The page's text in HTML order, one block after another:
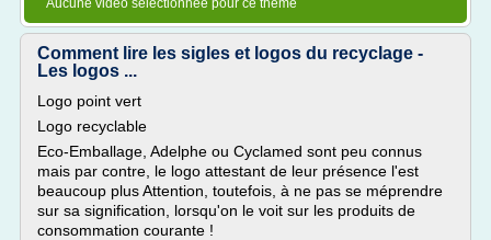
Aucune vidéo sélectionnée pour ce thème
Comment lire les sigles et logos du recyclage -
Les logos ...
Logo point vert
Logo recyclable
Eco-Emballage, Adelphe ou Cyclamed sont peu connus
mais par contre, le logo attestant de leur présence l'est
beaucoup plus Attention, toutefois, à ne pas se méprendre
sur sa signification, lorsqu'on le voit sur les produits de
consommation courante !